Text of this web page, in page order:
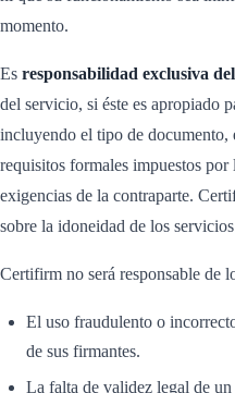
momento.
Es responsabilidad exclusiva
del servicio, si éste es apropiado
incluyendo el tipo de
requisitos formales impuestos
exigencias de la contraparte.
sobre la idoneidad de los
Certifirm no será responsable de
El uso fraudulento o
de sus firmantes.
La falta de validez legal de